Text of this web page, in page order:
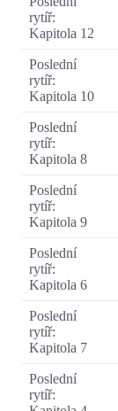
rytíř:
Kapitola 12
Poslední
rytíř:
Kapitola 10
Poslední
rytíř:
Kapitola 8
Poslední
rytíř:
Kapitola 9
Poslední
rytíř:
Kapitola 6
Poslední
rytíř:
Kapitola 7
Poslední
rytíř: